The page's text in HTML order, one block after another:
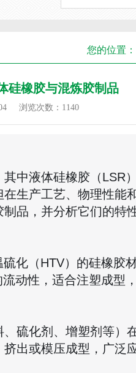
您的位置：
硅橡胶与混炼胶制品
浏览次数： 1140
中液体硅橡胶（LSR
生产工艺、物理性能
品，并分析它们的特
化（HTV）的硅橡胶
动性，适合注塑成型
硫化剂、增塑剂等）
出或模压成型，广泛